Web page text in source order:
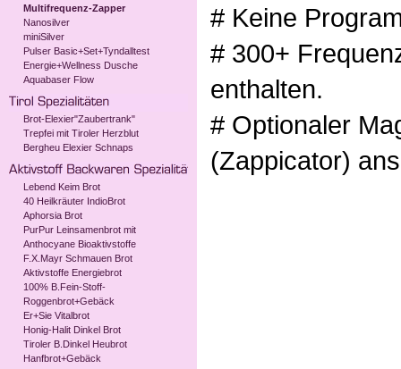
Multifrequenz-Zapper
Nanosilver
miniSilver
Pulser Basic+Set+Tyndalltest
Energie+Wellness Dusche
Aquabaser Flow
Brot-Elexier"Zaubertrank"
Trepfei mit Tiroler Herzblut
Bergheu Elexier Schnaps
Lebend Keim Brot
40 Heilkräuter IndioBrot
Aphorsia Brot
PurPur Leinsamenbrot mit
Anthocyane Bioaktivstoffe
F.X.Mayr Schmauen Brot
Aktivstoffe Energiebrot
100% B.Fein-Stoff-
Roggenbrot+Gebäck
Er+Sie Vitalbrot
Honig-Halit Dinkel Brot
Tiroler B.Dinkel Heubrot
Hanfbrot+Gebäck
# Keine
# 300+
enthalten.
# Optionaler
(Zappicator)